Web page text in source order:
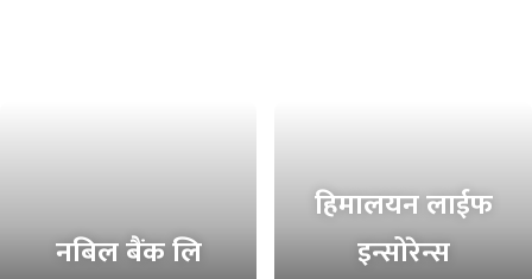
नबिल बैंक लि
हिमालयन लाईफ
इन्सोरेन्स